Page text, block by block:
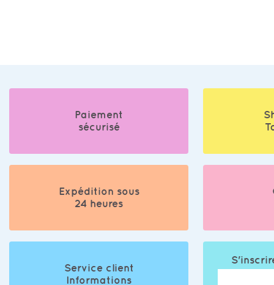
Paiement
sécurisé
Expédition sous
24 heures
Service client
Informations